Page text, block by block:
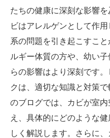
たちの健康に深刻な影響
ビはアレルゲンとして作
系の問題を引き起こすこ
ルギー体質の方や、幼い
らの影響はより深刻です
クは、適切な知識と対策
のブログでは、カビが室
え、具体的にどのような
しく解説します。さらに